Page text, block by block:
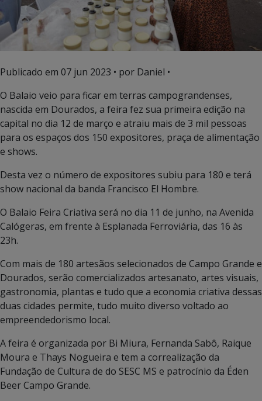
Publicado em 07 jun 2023 • por Daniel •
O Balaio veio para ficar em terras campograndenses,
nascida em Dourados, a feira fez sua primeira edição na
capital no dia 12 de março e atraiu mais de 3 mil pessoas
para os espaços dos 150 expositores, praça de alimentação
e shows.
Desta vez o número de expositores subiu para 180 e terá
show nacional da banda Francisco El Hombre.
O Balaio Feira Criativa será no dia 11 de junho, na Avenida
Calógeras, em frente à Esplanada Ferroviária, das 16 às
23h.
Com mais de 180 artesãos selecionados de Campo Grande e
Dourados, serão comercializados artesanato, artes visuais,
gastronomia, plantas e tudo que a economia criativa dessas
duas cidades permite, tudo muito diverso voltado ao
empreendedorismo local.
A feira é organizada por Bi Miura, Fernanda Sabô, Raique
Moura e Thays Nogueira e tem a correalização da
Fundação de Cultura de do SESC MS e patrocínio da Éden
Beer Campo Grande.